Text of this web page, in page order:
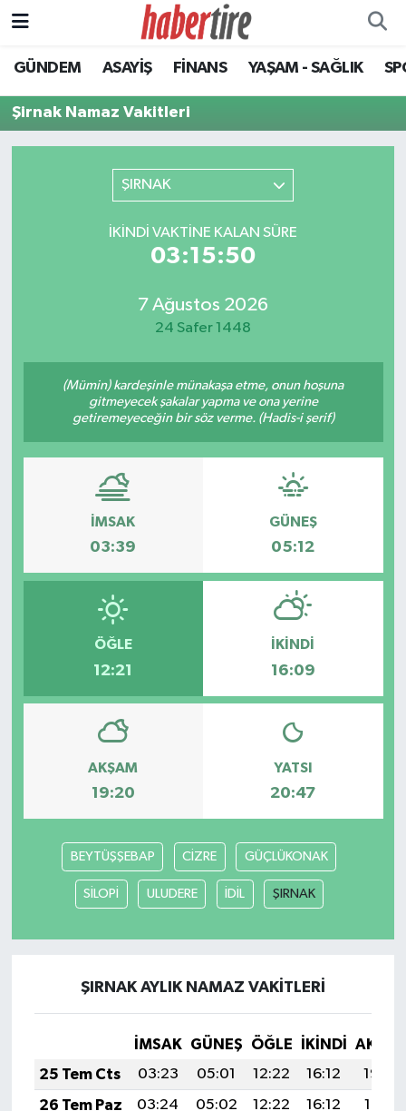
GÜNDEM ASAYİŞ FİNANS YAŞAM - SAĞLIK
Şirnak Namaz Vakitleri
ŞIRNAK
İKINDI VAKTINE KALAN SÜRE
03:15:50
7 Ağustos 2026
24 Safer 1448
(Mümin) kardeşinle münakaşa etme, onun hoşuna
gitmeyecek şakalar yapma ve ona yerine
getiremeyeceğin bir söz verme. (Hadis-i şerif)
İMSAK
03:39
GÜNEŞ
05:12
ÖĞLE
12:21
İKINDI
16:09
AKŞAM
19:20
YATSI
20:47
BEYTÜŞŞEBAP CİZRE GÜÇLÜKONAK
SİLOPİ ULUDERE İDİL ŞIRNAK
ŞIRNAK AYLIK NAMAZ VAKITLERI
İMSAK GÜNEŞ ÖĞLE İKINDI
25 Tem Cts
03:23 05:01 12:22 16:12
19:32
26 Tem Paz
03:24 05:02 12:22 16:12
19:31
Tire Nöbetçi Eczaneler
Tire Hava Durumu
Tüm Manşetler
Son Dakika Haberleri